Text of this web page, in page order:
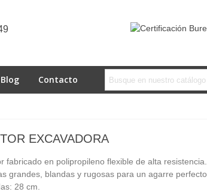
Blog Contacto
EXCAVADORA
fabricado en polipropileno flexible de alta resistencia.
grandes, blandas y rugosas para un agarre perfecto.
28 cm.